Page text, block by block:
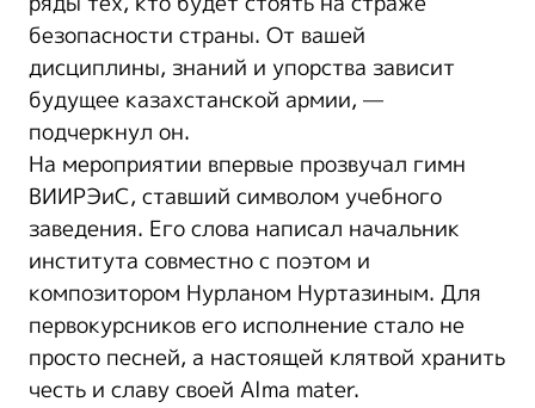
безопасности страны. От вашей
дисциплины, знаний и упорства зависит
будущее казахстанской армии, —
подчеркнул он.
На мероприятии впервые прозвучал гимн
ВИИРЭиС, ставший символом учебного
заведения. Его слова написал начальник
института совместно с поэтом и
композитором Нурланом Нуртазиным. Для
первокурсников его исполнение стало не
просто песней, а настоящей клятвой хранить
честь и славу своей Alma mater.